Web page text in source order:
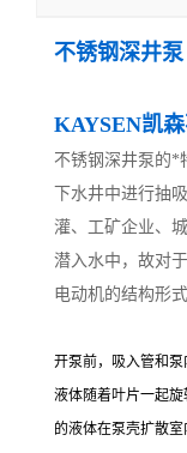
不锈钢深井泵
KAYSEN凯森
不锈钢深井泵的*
下水井中进行抽
灌、工矿企业、
潜入水中，故对
电动机的结构形
开泵前，吸入管和
液体随着叶片一起
的液体在泵壳扩散